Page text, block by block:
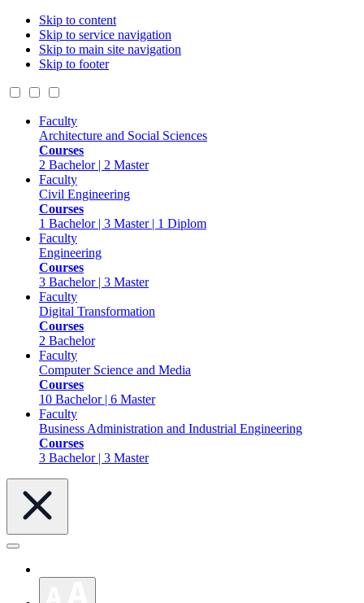
Skip to content
Skip to service navigation
Skip to main site navigation
Skip to footer
Faculty
Architecture and Social Sciences
Courses
2 Bachelor | 2 Master
Faculty
Civil Engineering
Courses
1 Bachelor | 3 Master | 1 Diplom
Faculty
Engineering
Courses
3 Bachelor | 3 Master
Faculty
Digital Transformation
Courses
2 Bachelor
Faculty
Computer Science and Media
Courses
10 Bachelor | 6 Master
Faculty
Business Administration and Industrial Engineering
Courses
3 Bachelor | 3 Master